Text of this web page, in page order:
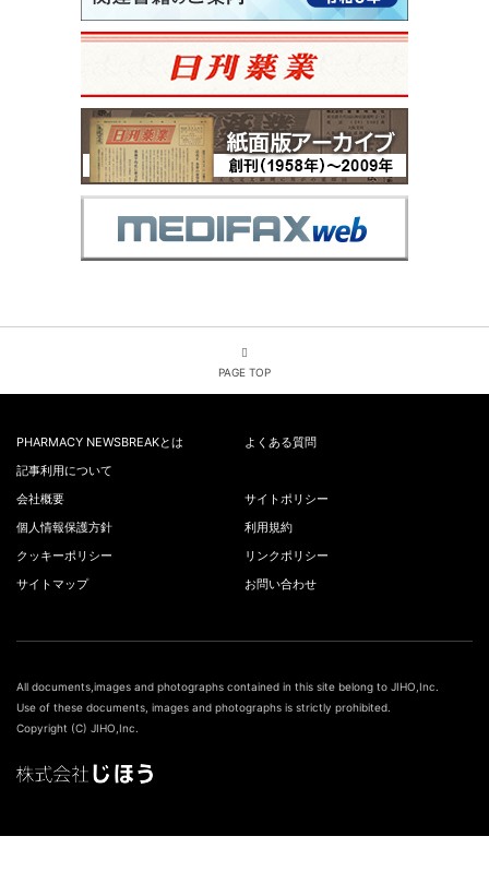
PAGE TOP
PHARMACY NEWSBREAKとは
よくある質問
記事利用について
会社概要
サイトポリシー
個人情報保護方針
利用規約
クッキーポリシー
リンクポリシー
サイトマップ
お問い合わせ
All documents,images and photographs contained in this site belong to JIHO,Inc.
Use of these documents, images and photographs is strictly prohibited.
Copyright (C) JIHO,Inc.